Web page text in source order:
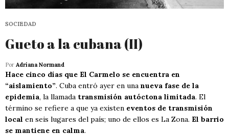
SOCIEDAD
Gueto a la cubana (II)
Por Adriana Normand
Hace cinco días que El Carmelo se encuentra en
“aislamiento”. Cuba entró ayer en una nueva fase de la
epidemia, la llamada transmisión autóctona limitada. El
término se refiere a que ya existen eventos de transmisión
local en seis lugares del país; uno de ellos es La Zona. El barrio
se mantiene en calma.